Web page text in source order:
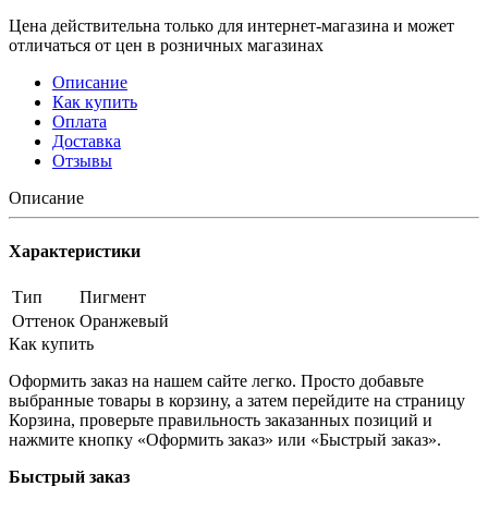
Цена действительна только для интернет-магазина и может
отличаться от цен в розничных магазинах
Описание
Как купить
Оплата
Доставка
Отзывы
Описание
Характеристики
Тип
Пигмент
Оттенок Оранжевый
Как купить
Оформить заказ на нашем сайте легко. Просто добавьте
выбранные товары в корзину, а затем перейдите на страницу
Корзина, проверьте правильность заказанных позиций и
нажмите кнопку «Оформить заказ» или «Быстрый заказ».
Быстрый заказ